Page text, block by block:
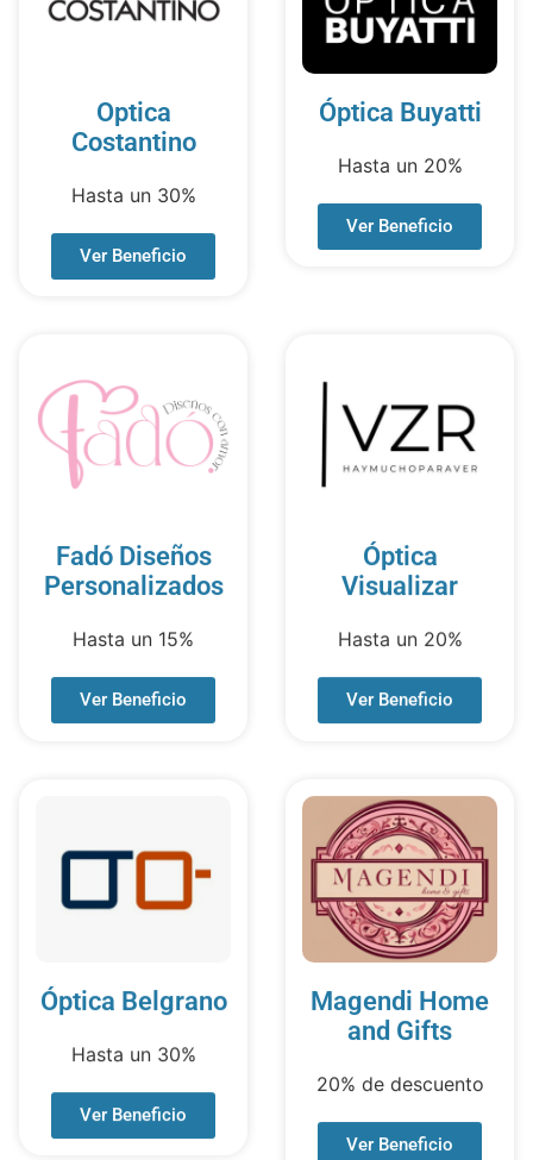
Optica
Costantino
Hasta un 30%
Ver Beneficio
Óptica Buyatti
Hasta un 20%
Ver Beneficio
Fadó Diseños
Personalizados
Hasta un 15%
Ver Beneficio
Óptica
Visualizar
Hasta un 20%
Ver Beneficio
Óptica Belgrano
Hasta un 30%
Ver Beneficio
Magendi Home
and Gifts
20% de descuento
Ver Beneficio